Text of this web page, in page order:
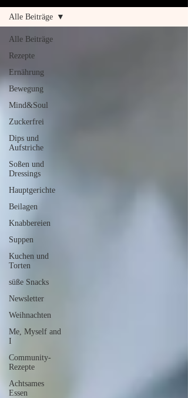
Alle Beiträge
Rezepte
Ernährung
Bewegung
Mind&Soul
Zuckerfrei
Dips und
Aufstriche
Soßen und
Dressings
Hauptgerichte
Beilagen
Knabbereien
Suppen
Kuchen und
Torten
süße Snacks
Newsletter
Weihnachten
Me, Myself and
I
Community-
Rezepte
Achtsames
Essen
Alle Beiträge